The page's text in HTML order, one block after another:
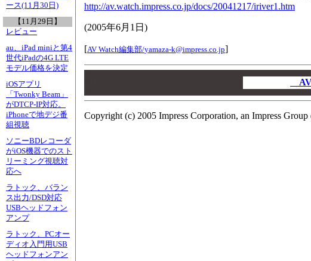
ース(11月30日)
【11月29日】
レビュー
au、iPad miniと第4
世代iPadの4G LTE
モデル価格を決定
iOSアプリ
「Twonky Beam」
がDTCP-IP対応。
iPhoneで地デジ番
組視聴
ソニーBDレコーダ
がiOS機器でのスト
リーミング視聴対
応へ
ラトック、バラン
ス出力/DSD対応
USBヘッドフォン
アンプ
ラトック、PCオー
ディオ入門用USB
ヘッドフォンアン
http://av.watch.impress.co.jp/docs/20041217/iriver1.htm
(2005年6月1日 )
[AV Watch編集部/yamaza-k@impress.co.jp]
AV
Copyright (c) 2005 Impress Corporation, an Impress